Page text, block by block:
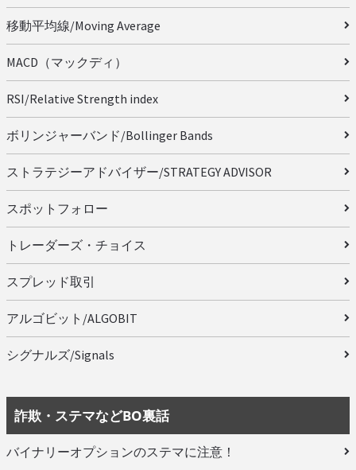
移動平均線/Moving Average
MACD（マックディ）
RSI/Relative Strength index
ボリンジャーバンド/Bollinger Bands
ストラテジーアドバイザー/STRATEGY ADVISOR
スポットフォロー
トレーダーズ・チョイス
スプレッド取引
アルゴビット/ALGOBIT
シグナルズ/Signals
詐欺・ステマなどBO裏話
バイナリーオプションのステマに注意！